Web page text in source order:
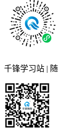
千锋学习站 |